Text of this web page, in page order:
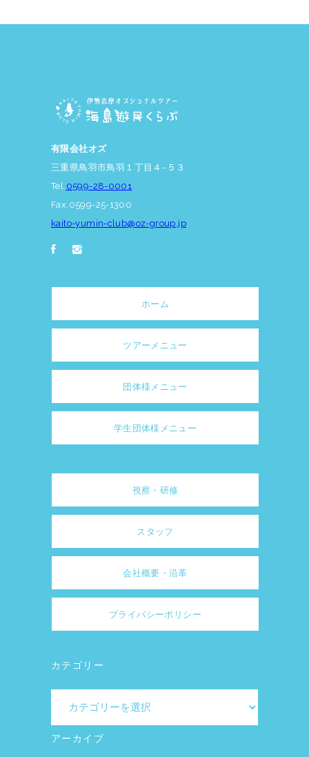
有限会社オズ
三重県鳥羽市鳥羽１丁目４−５３
Tel. 0599-28-0001
Fax.0599-25-1300
kaito-yumin-club@oz-group.jp
ホーム
ツアーメニュー
団体様メニュー
学生団体様メニュー
視察・研修
スタッフ
会社概要・沿革
プライバシーポリシー
カテゴリー
ゴ
アーカイブ